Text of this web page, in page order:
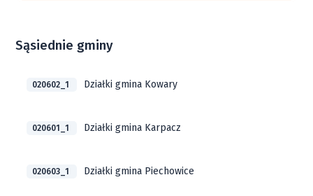
Sąsiednie gminy
020602_1 Działki gmina Kowary
020601_1 Działki gmina Karpacz
020603_1 Działki gmina Piechowice